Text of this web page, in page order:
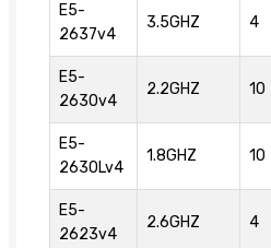
E5-
2637v4
3.5GHZ 4
E5-
2630v4
2.2GHZ 10
E5-
2630Lv4
1.8GHZ 10
E5-
2623v4
2.6GHZ 4